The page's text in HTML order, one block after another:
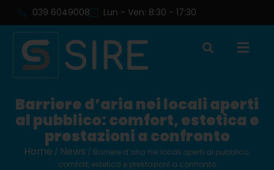
039 6049008 Lun - Ven: 8:30 - 17:30
Barriere d’aria nei locali aperti
al pubblico: comfort, estetica e
prestazioni a confronto
Home / News / Barriere d’aria nei locali aperti al pubblico:
comfort, estetica e prestazioni a confronto